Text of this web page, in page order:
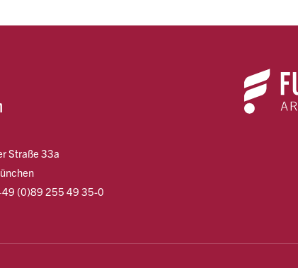
Straße 33a
(0)89 255 49 35-0